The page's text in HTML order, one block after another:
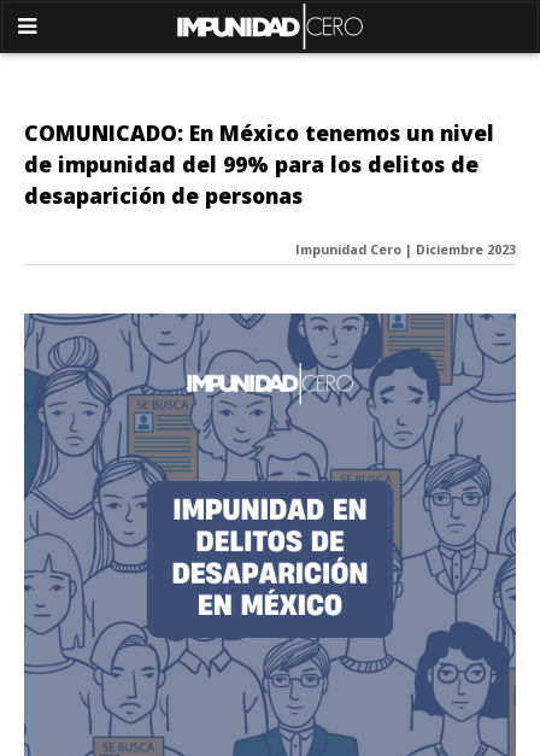
COMUNICADO: En México tenemos un nivel
de impunidad del 99% para los delitos de
desaparición de personas
Impunidad Cero | Diciembre 2023